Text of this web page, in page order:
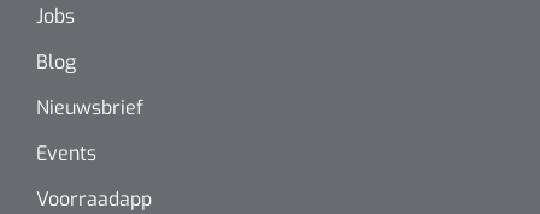
Diversen
Jobs
Blog
Nieuwsbrief
Events
Voorraadapp